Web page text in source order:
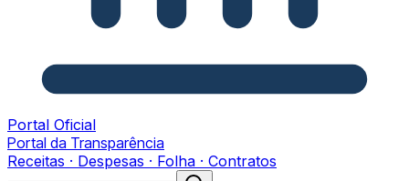
Portal Oficial
Portal da Transparência
Receitas · Despesas · Folha · Contratos